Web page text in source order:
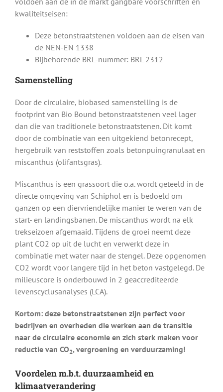
kwaliteitseisen:
Deze betonstraatstenen voldoen aan de eisen van
de NEN-EN 1338
Bijbehorende BRL-nummer: BRL 2312
Samenstelling
Door de circulaire, biobased samenstelling is de
footprint van Bio Bound betonstraatstenen veel lager
dan die van traditionele betonstraatstenen. Dit komt
door de combinatie van een uitgekiend betonrecept,
hergebruik van reststoffen zoals betonpuingranulaat en
miscanthus (olifantsgras).
Miscanthus is een grassoort die o.a. wordt geteeld in de
directe omgeving van Schiphol en is bedoeld om
ganzen op een diervriendelijke manier te weren van de
start- en landingsbanen. De miscanthus wordt na elk
trekseizoen afgemaaid. Tijdens de groei neemt deze
plant CO2 op uit de lucht en verwerkt deze in
combinatie met water naar de stengel. Deze opgenomen
CO2 wordt voor langere tijd in het beton vastgelegd. De
milieuscore is onderbouwd in 2 geaccrediteerde
levenscyclusanalyses (LCA).
Kortom: deze betonstraatstenen zijn perfect voor
bedrijven en overheden die werken aan de transitie
naar de circulaire economie en zich sterk maken voor
reductie van CO2, vergroening en verduurzaming!
Voordelen m.b.t. duurzaamheid en
klimaatverandering